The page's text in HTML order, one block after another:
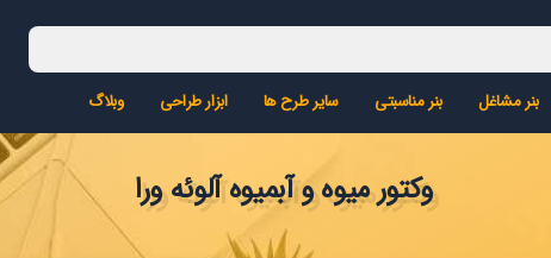
بنر مشاغل بنر مناسبتی سایر طرح ها ابزار طراحی وبلاگ
وکتور میوه و آبمیوه آلوئه ورا